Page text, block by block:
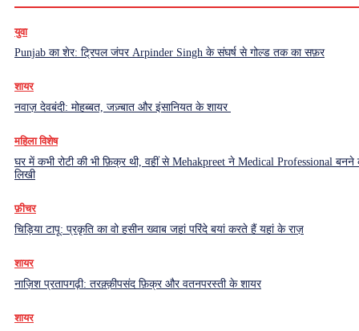
युवा
Punjab का शेर: ट्रिपल जंपर Arpinder Singh के संघर्ष से गोल्ड तक का सफ़र
शायर
नवाज़ देवबंदी: मोहब्बत, जज़्बात और इंसानियत के शायर
महिला विशेष
घर में कभी रोटी की भी फ़िक्र थी, वहीं से Mehakpreet ने Medical Professional बनने
लिखी
फ़ीचर
चिड़िया टापू: प्रकृति का वो हसीन ख्वाब जहां परिंदे बयां करते हैं यहां के राज़
शायर
नाज़िश प्रतापगढ़ी: तरक़्क़ीपसंद फ़िक्र और वतनपरस्ती के शायर
शायर